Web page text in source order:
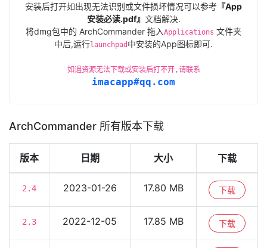
安装后打开如出现无法识别或文件损坏情况可以参考 『App
安装必读.pdf』 文档解决.
将dmg包中的 ArchCommander 拖入Applications 文件夹
中后,运行launchpad 中安装的App图标即可.
如遇资源无法下载或安装后打不开,请联系
imacapp#qq.com
ArchCommander 所有版本下载
版本 日期 大小 下载
2.4 2023-01-26 17.80 MB 下载
2.3 2022-12-05 17.85 MB 下载